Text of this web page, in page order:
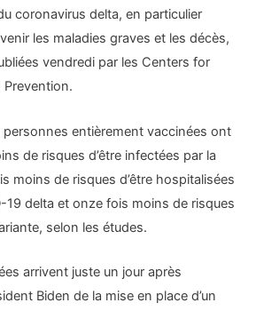
coronavirus delta, en particulier
les maladies graves et les décès,
vendredi par les Centers for
Prevention.
personnes entièrement vaccinées ont
de risques d’être infectées par la
moins de risques d’être hospitalisées
19 delta et onze fois moins de risques
selon les études.
arrivent juste un jour après
Biden de la mise en place d’un